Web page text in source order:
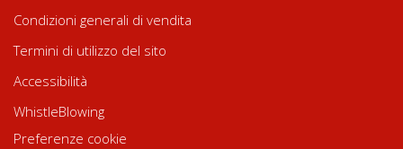
Condizioni generali di vendita
Termini di utilizzo del sito
Accessibilità
WhistleBlowing
Preferenze cookie